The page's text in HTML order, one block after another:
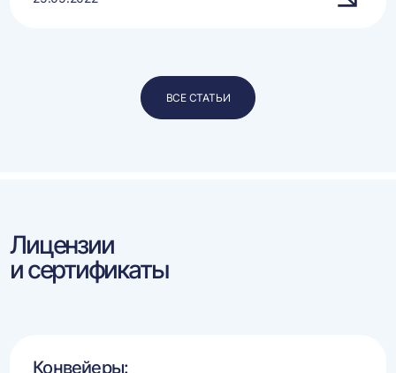
ВСЕ СТАТЬИ
Лицензии
и сертификаты
Конвейеры: